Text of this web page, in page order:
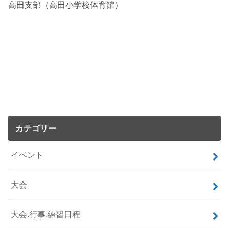
高田支部（高田小学校体育館）
カテゴリー
イベント
大会
大会.行事.練習日程